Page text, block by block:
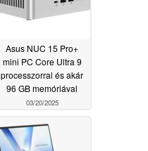
Asus NUC 15 Pro+
mini PC Core Ultra 9
processzorral és akár
96 GB memóriával
03/20/2025